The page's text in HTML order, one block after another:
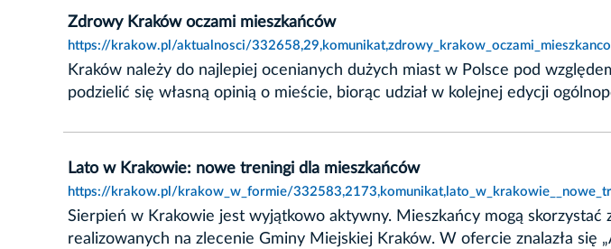
Zdrowy Kraków oczami mieszkańców
https://krakow.pl/aktualnosci/
Kraków należy do najlepiej ocenianych dużych miast w Polsce pod
podzielić się własną opinią o mieście, biorąc udział w kolejnej edycji
Lato w Krakowie: nowe treningi dla mieszkańców
https://krakow.pl/krakow_w_formie/
Sierpień w Krakowie jest wyjątkowo aktywny. Mieszkańcy mogą
realizowanych na zlecenie Gminy Miejskiej Kraków. W ofercie znalazła się